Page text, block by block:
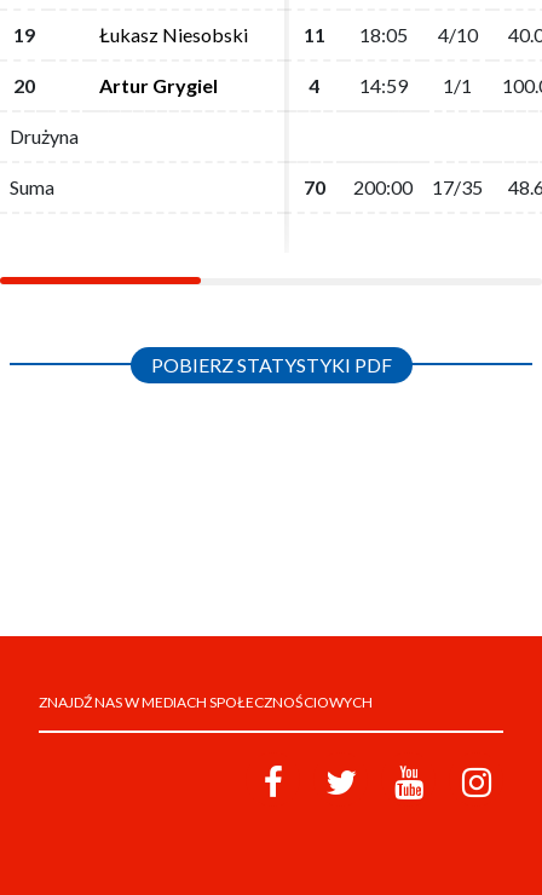
19 Łukasz Niesobski 11 18:05 4/10
20 Artur Grygiel 4 14:59 1/1
Drużyna
Suma 70 200:00 17/35
19 Łukasz Niesobski 11 18:05 4/10
20 Artur Grygiel 4 14:59 1/1
Drużyna
Suma 70 200:00 17/35
POBIERZ STATYSTYKI PDF
ZNAJDŹ NAS W MEDIACH SPOŁECZNOŚCIOWYCH